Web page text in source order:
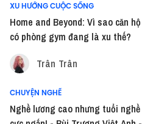
XU HƯỚNG CUỘC SỐNG
Home and Beyond: Vì sao căn hộ
có phòng gym đang là xu thế?
Trân Trân
CHUYỆN NGHỀ
Nghề lương cao nhưng tuổi nghề